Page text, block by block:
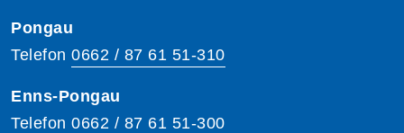
Pongau
Telefon 0662 / 87 61 51-310
Enns-Pongau
Telefon 0662 / 87 61 51-300